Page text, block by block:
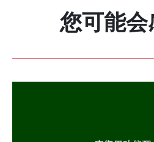
您可能